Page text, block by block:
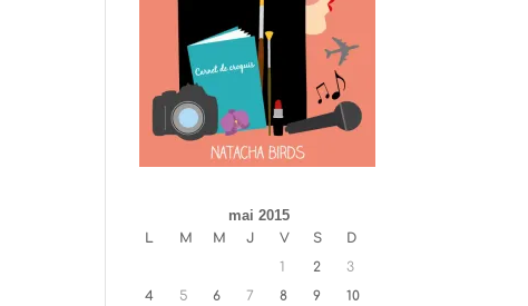
mai 2015
L M M J V S
D
1
2
3
4
5 6 7 8 9
10